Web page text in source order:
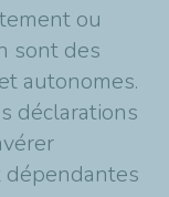
ou
sont des
autonomes.
déclarations